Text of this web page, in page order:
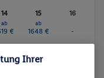
14
ab
€
15
ab
1648 €
16
-
Ihrer